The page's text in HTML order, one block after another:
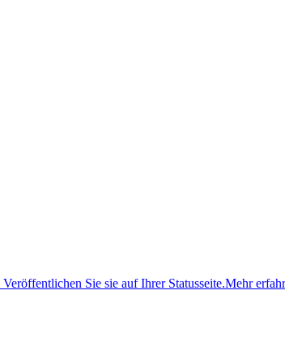
Veröffentlichen Sie sie auf Ihrer Statusseite.Mehr